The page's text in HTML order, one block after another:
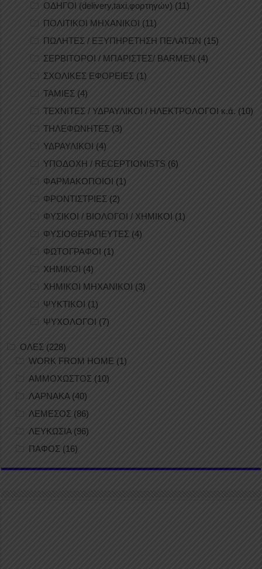
ΟΔΗΓΟΙ (delivery,taxi,φορτηγών) (11)
ΠΟΛΙΤΙΚΟΙ ΜΗΧΑΝΙΚΟΙ (11)
ΠΩΛΗΤΕΣ / ΕΞΥΠΗΡΕΤΗΣΗ ΠΕΛΑΤΩΝ (15)
ΣΕΡΒΙΤΟΡΟΙ / ΜΠΑΡΙΣΤΕΣ/ BARMEN (4)
ΣΧΟΛΙΚΕΣ ΕΦΟΡΕΙΕΣ (1)
ΤΑΜΙΕΣ (4)
ΤΕΧΝΙΤΕΣ / ΥΔΡΑΥΛΙΚΟΙ / ΗΛΕΚΤΡΟΛΟΓΟΙ κ.ά. (10)
ΤΗΛΕΦΩΝΗΤΕΣ (3)
ΥΔΡΑΥΛΙΚΟΙ (4)
ΥΠΟΔΟΧΗ / RECEPTIONISTS (6)
ΦΑΡΜΑΚΟΠΟΙΟΙ (1)
ΦΡΟΝΤΙΣΤΡΙΕΣ (2)
ΦΥΣΙΚΟΙ / ΒΙΟΛΟΓΟΙ / ΧΗΜΙΚΟΙ (1)
ΦΥΣΙΟΘΕΡΑΠΕΥΤΕΣ (4)
ΦΩΤΟΓΡΑΦΟΙ (1)
ΧΗΜΙΚΟΙ (4)
ΧΗΜΙΚΟΙ ΜΗΧΑΝΙΚΟΙ (3)
ΨΥΚΤΙΚΟΙ (1)
ΨΥΧΟΛΟΓΟΙ (7)
ΟΛΕΣ (228)
WORK FROM HOME (1)
ΑΜΜΟΧΩΣΤΟΣ (10)
ΛΑΡΝΑΚΑ(40)
ΛΕΜΕΣΟΣ (86)
ΛΕΥΚΩΣΙΑ (96)
ΠΑΦΟΣ (16)